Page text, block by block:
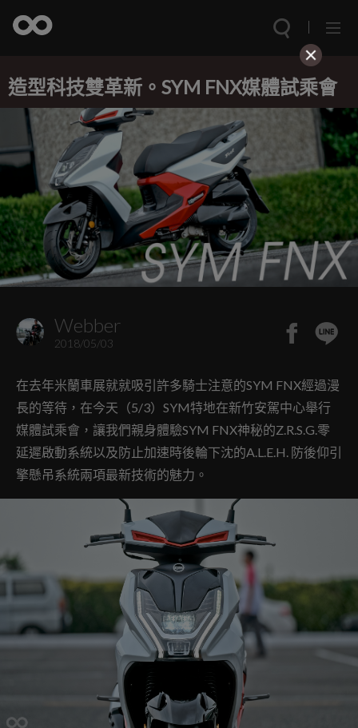
造型科技雙革新。SYM FNX媒體試乘會
Webber
2018/05/03
在去年米蘭車展就就吸引許多騎士注意的SYM FNX經過漫
長的等待，在今天（5/3）SYM特地在新竹安駕中心舉行
媒體試乘會，讓我們親身體驗SYM FNX神秘的Z.R.S.G.零
延遲啟動系統以及防止加速時後輪下沈的A.L.E.H. 防後仰引
擎懸吊系統兩項最新技術的魅力。